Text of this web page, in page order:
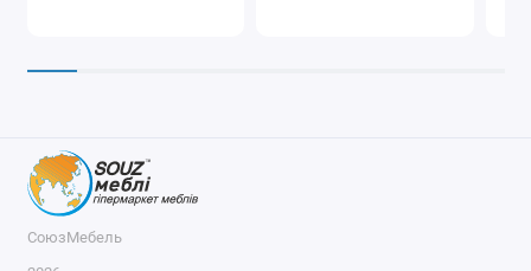
СоюзМебель